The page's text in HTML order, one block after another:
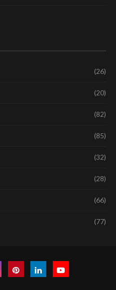
(26)
(20)
(82)
(85)
(32)
(28)
(66)
(77)